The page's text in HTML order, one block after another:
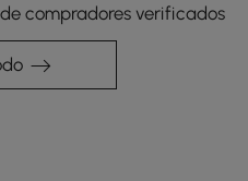
compradores verificados